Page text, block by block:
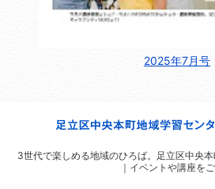
2025年7月号
3世代で楽しめる地域のひろば。 足立区中央
｜イベントや講座を